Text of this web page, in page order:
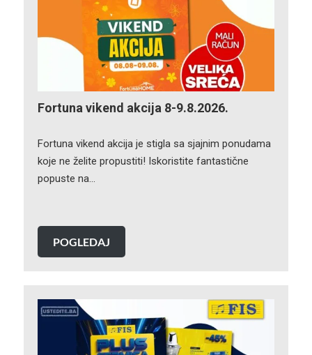
Fortuna vikend akcija 8-9.8.2026.
Fortuna vikend akcija je stigla sa sjajnim ponudama
koje ne želite propustiti! Iskoristite fantastične
popuste na…
POGLEDAJ